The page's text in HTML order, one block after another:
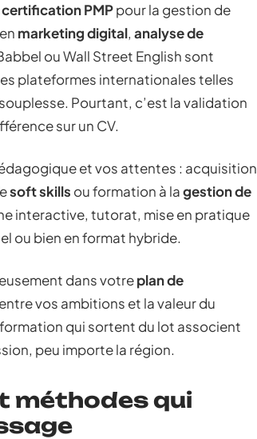
certification PMPpour la gestion de
marketing digital, analyse de
ou Wall Street English sont
plateformes internationales telles
Pourtant, c’est la validation
sur un CV.
et vos attentes : acquisition
soft skills ou formation à lagestion de
interactive, tutorat, mise en pratique
ou bien en format hybride.
dans votreplan de
vos ambitions et la valeur du
qui sortent du lot associent
peu importe la région.
méthodes qui